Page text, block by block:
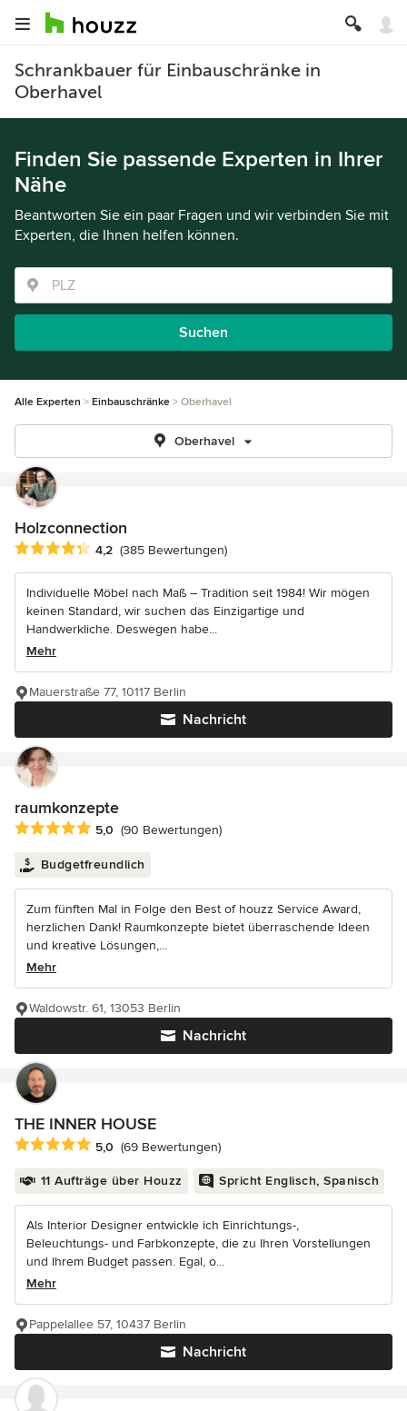
Schrankbauer für Einbauschränke in
Oberhavel
Finden Sie passende Experten in Ihrer
Nähe
Beantworten Sie ein paar Fragen und wir verbinden Sie mit
Experten, die Ihnen helfen können.
Suchen
Alle Experten Einbauschränke Oberhavel
Oberhavel
Holzconnection
Durchschnittliche Bewertung: 4.2 von 5 Sternen
4,2 (385 Bewertungen)
Individuelle Möbel nach Maß – Tradition seit 1984! Wir mögen
keinen Standard, wir suchen das Einzigartige und
Handwerkliche. Deswegen habe...
Mehr
Nachricht
Mauerstraße 77, 10117 Berlin
raumkonzepte
Durchschnittliche Bewertung: 5 von 5 Sternen
5,0 (90 Bewertungen)
Budgetfreundlich
Zum fünften Mal in Folge den Best of houzz Service Award,
herzlichen Dank! Raumkonzepte bietet überraschende Ideen
und kreative Lösungen,...
Mehr
Nachricht
Waldowstr. 61, 13053 Berlin
THE INNER HOUSE
Durchschnittliche Bewertung: 5 von 5 Sternen
5,0 (69 Bewertungen)
11 Aufträge über Houzz Spricht Englisch, Spanisch
Als Interior Designer entwickle ich Einrichtungs-,
Beleuchtungs- und Farbkonzepte, die zu Ihren Vorstellungen
und Ihrem Budget passen. Egal, o...
Mehr
Nachricht
Pappelallee 57, 10437 Berlin